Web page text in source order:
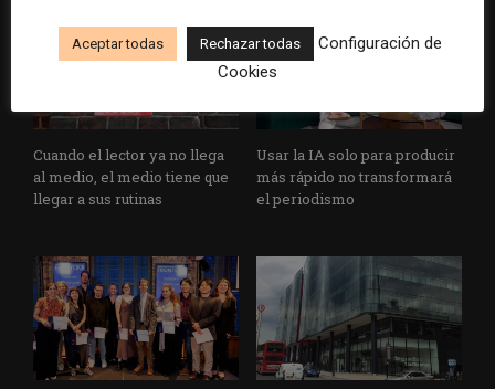
Cuando el lector ya no llega
al medio, el medio tiene que
llegar a sus rutinas
Usar la IA solo para producir
más rápido no transformará
el periodismo
Aceptar todas Rechazar todas
Configuración de
Cookies